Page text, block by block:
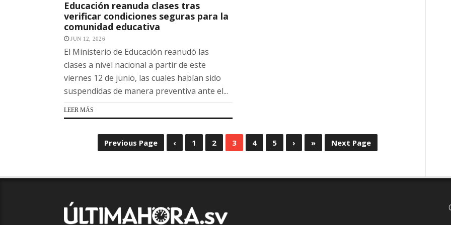
Educación reanuda clases tras
verificar condiciones seguras para la
comunidad educativa
JUN 12, 2026
El Ministerio de Educación reanudó las
clases a nivel nacional a partir de este
viernes 12 de junio, las cuales habían sido
suspendidas de manera preventiva ante el...
LEER MÁS
Previous Page ‹ 1 2 3 4 5 › » Next Page